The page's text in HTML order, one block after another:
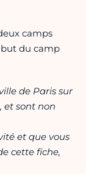
camps
du camp
de Paris sur
et sont non
et que vous
cette fiche,